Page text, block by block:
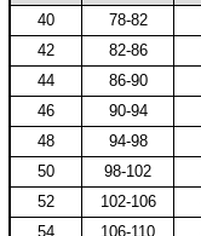
40 78-82
42
82-86
44
86-90
46
90-94
48
94-98
50
98-102
52
102-106
54
106-110